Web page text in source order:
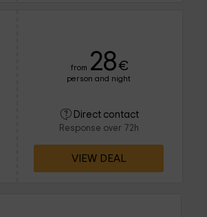
from 28€
person and night
Direct contact
Response over 72h
VIEW DEAL